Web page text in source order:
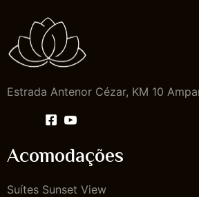
Estrada Antenor Cézar, KM 10
Acomodações
Suítes Sunset View